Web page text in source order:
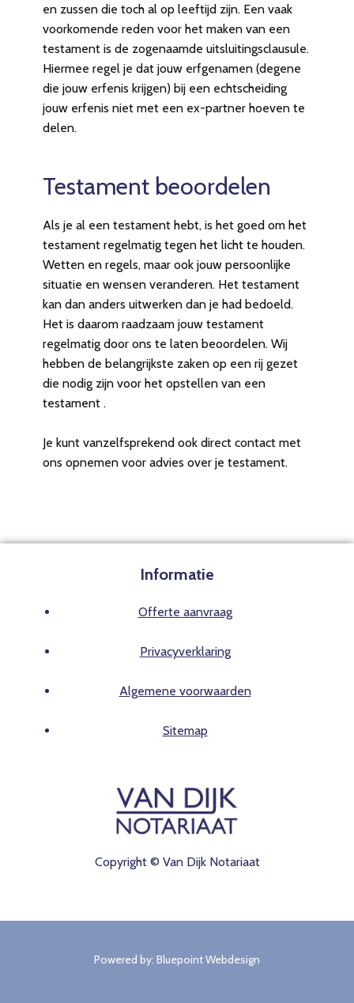
en zussen die toch al op leeftijd zijn. Een vaak
voorkomende reden voor het maken van een
testament is de zogenaamde uitsluitingsclausule.
Hiermee regel je dat jouw erfgenamen (degene
die jouw erfenis krijgen) bij een echtscheiding
jouw erfenis niet met een ex-partner hoeven te
delen.
Testament beoordelen
Als je al een testament hebt, is het goed om het
testament regelmatig tegen het licht te houden.
Wetten en regels, maar ook jouw persoonlijke
situatie en wensen veranderen. Het testament
kan dan anders uitwerken dan je had bedoeld.
Het is daarom raadzaam jouw testament
regelmatig door ons te laten beoordelen. Wij
hebben de belangrijkste zaken op een rij gezet
die nodig zijn voor het opstellen van een
testament .
Je kunt vanzelfsprekend ook direct contact met
ons opnemen voor advies over je testament.
Informatie
Offerte aanvraag
Privacyverklaring
Algemene voorwaarden
Sitemap
Copyright © Van Dijk Notariaat
Powe​red by: Bluepoint Webdesign